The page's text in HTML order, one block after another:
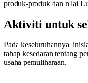
produk-produk dan nilai
Aktiviti untuk
Pada keseluruhannya,
tahap kesedaran tentang
usaha pemuliharaan.